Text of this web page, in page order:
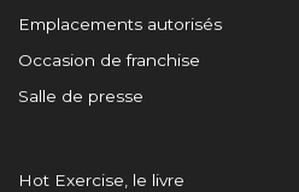
Emplacements autorisés
Occasion de franchise
Salle de presse
Hot Exercise, le livre